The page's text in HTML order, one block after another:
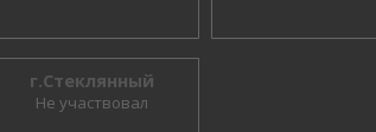
г.Стеклянный
Не участвовал